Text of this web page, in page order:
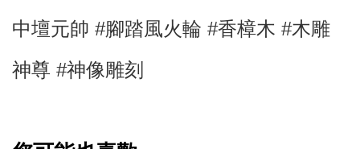
中壇元帥 #腳踏風火輪 #香樟木 #木雕
神尊 #神像雕刻